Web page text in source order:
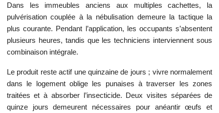
Dans les immeubles anciens aux multiples cachettes, la
pulvérisation couplée à la nébulisation demeure la tactique la
plus courante. Pendant l’application, les occupants s’absentent
plusieurs heures, tandis que les techniciens interviennent sous
combinaison intégrale.
Le produit reste actif une quinzaine de jours ; vivre normalement
dans le logement oblige les punaises à traverser les zones
traitées et à absorber l’insecticide. Deux visites séparées de
quinze jours demeurent nécessaires pour anéantir œufs et